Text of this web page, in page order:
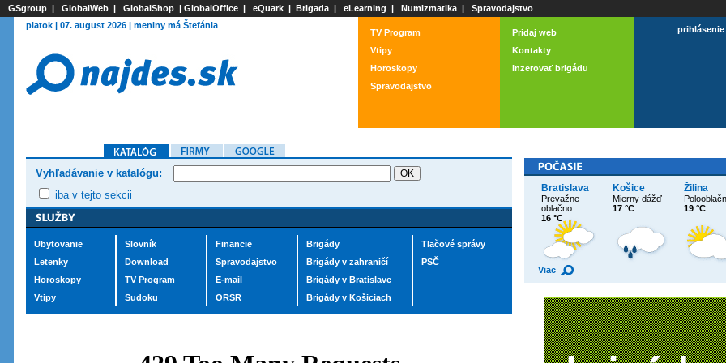
GSgroup | GlobalWeb | GlobalShop | GlobalOffice | eQuark | Brigada | eLearning | Numizmatika | Spravodajstvo
piatok | 07. august 2026 | meniny má Štefánia
TV Program
Vtipy
Horoskopy
Spravodajstvo
Pridaj web
Kontakty
Inzerovať brigádu
prihlásenie
Vyhľadávanie v katalógu:
iba v tejto sekcii
Ubytovanie
Letenky
Horoskopy
Vtipy
Slovník
Download
TV Program
Sudoku
Financie
Spravodajstvo
E-mail
ORSR
Brigády
Brigády v zahraničí
Brigády v Bratislave
Brigády v Košiciach
Tlačové správy
PSČ
Bratislava
Prevažne
oblačno
16 °C
Košice
Mierny dážď
17 °C
Žilina
19 °C
Viac